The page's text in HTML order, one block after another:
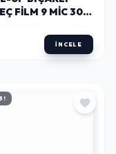
FILM 9 MIC 30
İNCELE